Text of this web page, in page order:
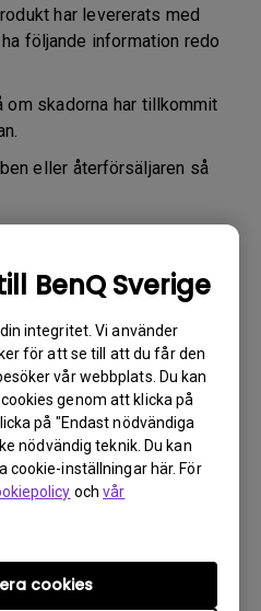
BenQ Sverige
integritet. Vi använder
för att se till att du får den
vår webbplats. Du kan
genom att klicka på
på "Endast nödvändiga
nödvändig teknik. Du kan
cookie-inställningar här. För
ochvår
cookies
har levererats med
följande information redo
skadorna har tillkommit
eller återförsäljaren så
och utvändigt)
följesedeln till hands
användningstimmarna
garanti baseras på
1 år eller 2000 timmar/